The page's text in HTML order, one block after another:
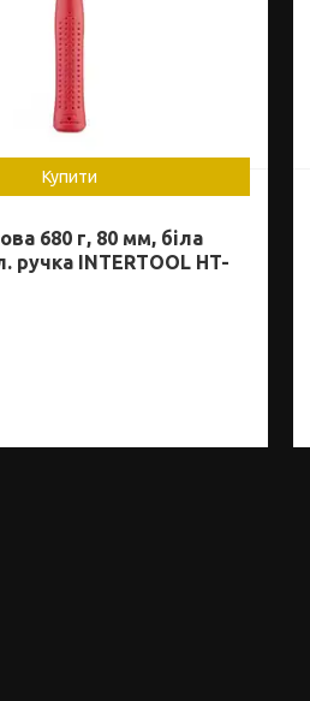
Купити
680 г, 80 мм, біла
ручка INTERTOOL HT-